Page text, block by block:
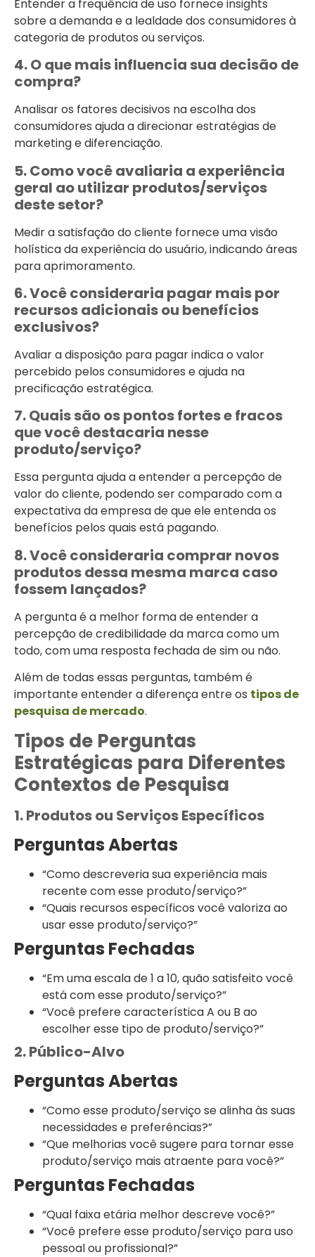
Entender a frequência de uso fornece insights
sobre a demanda e a lealdade dos consumidores à
categoria de produtos ou serviços.
4. O que mais influencia sua decisão de
compra?
Analisar os fatores decisivos na escolha dos
consumidores ajuda a direcionar estratégias de
marketing e diferenciação.
5. Como você avaliaria a experiência
geral ao utilizar produtos/serviços
deste setor?
Medir a satisfação do cliente fornece uma visão
holística da experiência do usuário, indicando áreas
para aprimoramento.
6. Você consideraria pagar mais por
recursos adicionais ou benefícios
exclusivos?
Avaliar a disposição para pagar indica o valor
percebido pelos consumidores e ajuda na
precificação estratégica.
7. Quais são os pontos fortes e fracos
que você destacaria nesse
produto/serviço?
Essa pergunta ajuda a entender a percepção de
valor do cliente, podendo ser comparado com a
expectativa da empresa de que ele entenda os
benefícios pelos quais está pagando.
8. Você consideraria comprar novos
produtos dessa mesma marca caso
fossem lançados?
A pergunta é a melhor forma de entender a
percepção de credibilidade da marca como um
todo, com uma resposta fechada de sim ou não.
Além de todas essas perguntas, também é
importante entender a diferença entre os tipos de
pesquisa de mercado.
Tipos de Perguntas
Estratégicas para Diferentes
Contextos de Pesquisa
1. Produtos ou Serviços Específicos
Perguntas Abertas
“Como descreveria sua experiência mais
recente com esse produto/serviço?”
“Quais recursos específicos você valoriza ao
usar esse produto/serviço?”
Perguntas Fechadas
“Em uma escala de 1 a 10, quão satisfeito você
está com esse produto/serviço?”
“Você prefere característica A ou B ao
escolher esse tipo de produto/serviço?”
2. Público-Alvo
Perguntas Abertas
“Como esse produto/serviço se alinha às suas
necessidades e preferências?”
“Que melhorias você sugere para tornar esse
produto/serviço mais atraente para você?”
Perguntas Fechadas
“Qual faixa etária melhor descreve você?”
“Você prefere esse produto/serviço para uso
pessoal ou profissional?”